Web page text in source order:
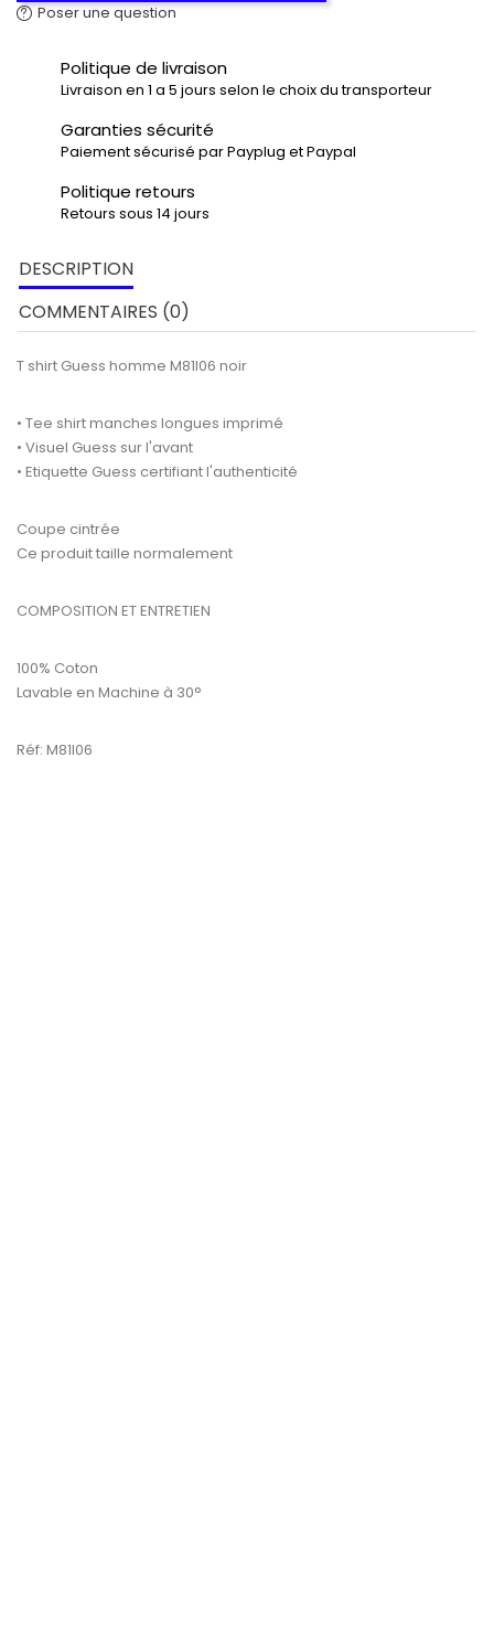
Poser une question
Politique de livraison
Livraison en 1 a 5 jours selon le choix du transporteur
Garanties sécurité
Paiement sécurisé par Payplug et Paypal
Politique retours
Retours sous 14 jours
DESCRIPTION
COMMENTAIRES (0)
T shirt Guess homme M81I06 noir
• Tee shirt manches longues imprimé
• Visuel Guess sur l'avant
• Etiquette Guess certifiant l'authenticité
Coupe cintrée
Ce produit taille normalement
COMPOSITION ET ENTRETIEN
100% Coton
Lavable en Machine à 30°
Réf: M81I06